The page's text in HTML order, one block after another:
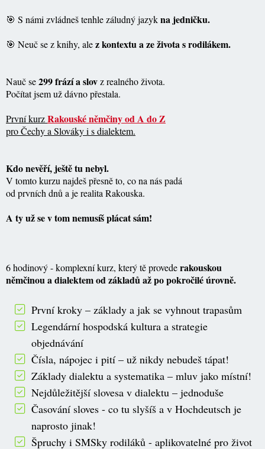
🎯 S námi zvládneš tenhle záludný jazykna jedničku.
🎯 Neuč se z knihy, alez kontextu a ze života s rodilákem.
Nauč se299 frází a slovz realného života.
Počítat jsem už dávno přestala.
První kurzRakouské němčiny od A do Z
pro Čechy a Slováky i s dialektem.
Kdo nevěří, ještě tu nebyl.
V tomto kurzu najdeš přesně to, co na nás padá
od prvních dnů a je realita Rakouska.
A ty už se v tom nemusíš plácat sám!
6 hodinový - komplexní kurz, který tě provederakouskou
němčinou a dialektem od základů až po pokročilé úrovně.
První kroky – základy a jak se vyhnout trapasům
Legendární hospodská kultura a strategie
objednávání
Čísla, nápojec i pití – už nikdy nebudeš tápat!
Základy dialektu a systematika – mluv jako místní!
Nejdůležitější slovesa v dialektu – jednoduše
Časování sloves - co tu slyšíš a v Hochdeutsch je
naprosto jinak!
Špruchy i SMSky rodiláků - aplikovatelné pro život